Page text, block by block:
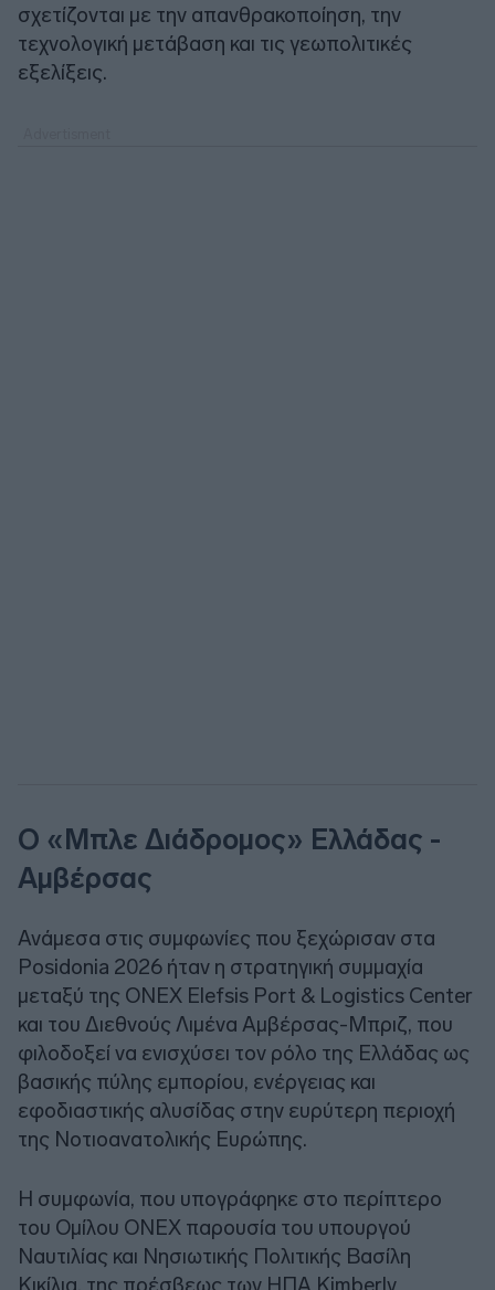
σχετίζονται με την απανθρακοποίηση, την
τεχνολογική μετάβαση και τις γεωπολιτικές
εξελίξεις.
Ο «Μπλε Διάδρομος» Ελλάδας -
Αμβέρσας
Ανάμεσα στις συμφωνίες που ξεχώρισαν στα
Posidonia 2026 ήταν η στρατηγική συμμαχία
μεταξύ της ONEX Elefsis Port & Logistics Center
και του Διεθνούς Λιμένα Αμβέρσας-Μπριζ, που
φιλοδοξεί να ενισχύσει τον ρόλο της Ελλάδας ως
βασικής πύλης εμπορίου, ενέργειας και
εφοδιαστικής αλυσίδας στην ευρύτερη περιοχή
της Νοτιοανατολικής Ευρώπης.
Η συμφωνία, που υπογράφηκε στο περίπτερο
του Ομίλου ONEX παρουσία του υπουργού
Ναυτιλίας και Νησιωτικής Πολιτικής Βασίλη
Κικίλια, της πρέσβεως των ΗΠΑ Kimberly